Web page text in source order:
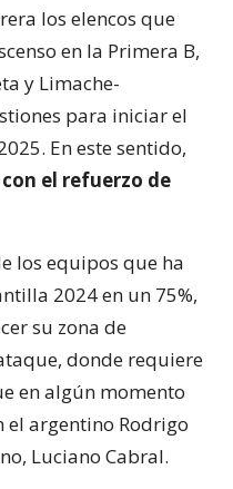
los elencos que
en la Primera B,
y Limache-
para iniciar el
En este sentido,
el refuerzo de
los equipos que ha
2024 en un 75%,
su zona de
donde requiere
en algún momento
el argentino Rodrigo
Luciano Cabral.